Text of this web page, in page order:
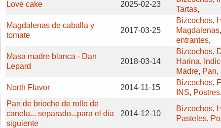
Love cake
2025-02-23
Tartas,
Magdalenas de caballa y
tomate
2017-03-25
Bizcochos,
Magdalenas
entrantes,
Masa madre blanca - Dan
Lepard
2018-03-14
Bizcochos,
Harina,
Madre, Pan,
North Flavor
2014-11-15
Bizcochos,
INS, Postres
Pan de brioche de rollo de
canela... separado...para el día
siguiente
2014-12-10
Bizcochos,
Pasteles,